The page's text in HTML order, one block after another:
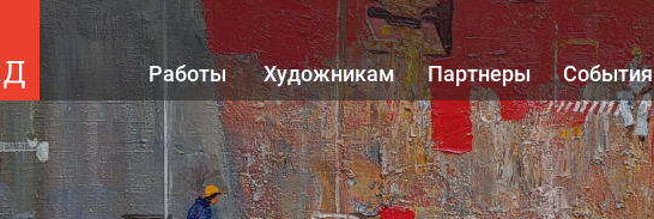
Работы Художникам Партнеры События